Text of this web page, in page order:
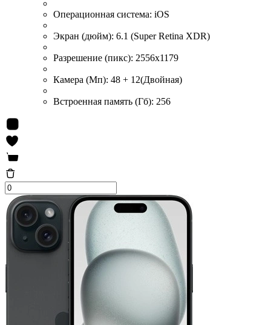
Операционная система: iOS
Экран (дюйм): 6.1 (Super Retina XDR)
Разрешение (пикс): 2556x1179
Камера (Мп): 48 + 12(Двойная)
Встроенная память (Гб): 256